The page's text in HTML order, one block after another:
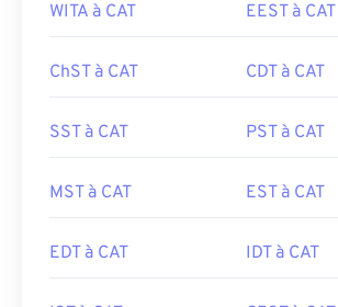
WITA à CAT EEST à CAT
ChST à CAT CDT à CAT
SST à CAT PST à CAT
MST à CAT EST à CAT
EDT à CAT IDT à CAT